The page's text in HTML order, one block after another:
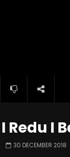
Redu I
30 DECEMBER 2018